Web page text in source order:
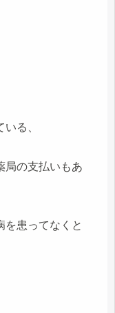
る、
局の支払いもあ
を患ってなくと